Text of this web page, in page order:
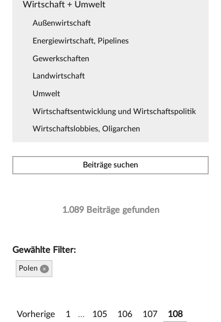
Wirtschaft + Umwelt
Außenwirtschaft
Energiewirtschaft, Pipelines
Gewerkschaften
Landwirtschaft
Umwelt
Wirtschaftsentwicklung und Wirtschaftspolitik
Wirtschaftslobbies, Oligarchen
Beiträge suchen
1.089 Beiträge gefunden
Gewählte Filter:
Polen ×
Vorherige 1 … 105 106 107 108